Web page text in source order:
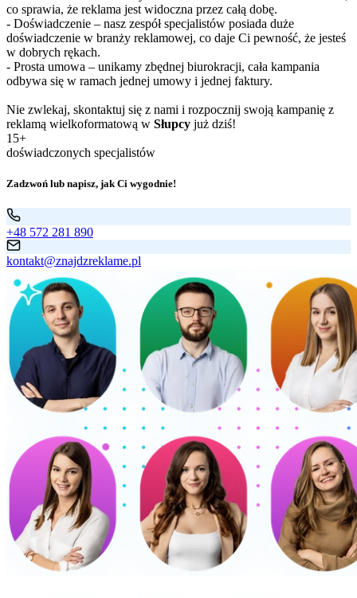
co sprawia, że reklama jest widoczna przez całą dobę.
- Doświadczenie – nasz zespół specjalistów posiada duże
doświadczenie w branży reklamowej, co daje Ci pewność, że jesteś
w dobrych rękach.
- Prosta umowa – unikamy zbędnej biurokracji, cała kampania
odbywa się w ramach jednej umowy i jednej faktury.
Nie zwlekaj, skontaktuj się z nami i rozpocznij swoją kampanię z
reklamą wielkoformatową w Słupcy już dziś!
15+
doświadczonych specjalistów
Zadzwoń lub napisz, jak Ci wygodnie!
+48 572 281 890
kontakt@znajdzreklame.pl